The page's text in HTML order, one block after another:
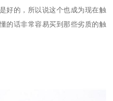
好的，所以说这个也成为现在触
的话非常容易买到那些劣质的触